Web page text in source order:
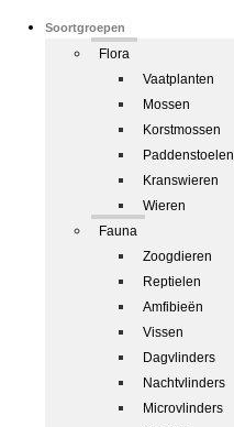
Soortgroepen
Flora
Vaatplanten
Mossen
Korstmossen
Paddenstoelen
Kranswieren
Wieren
Fauna
Zoogdieren
Reptielen
Amfibieën
Vissen
Dagvlinders
Nachtvlinders
Microvlinders